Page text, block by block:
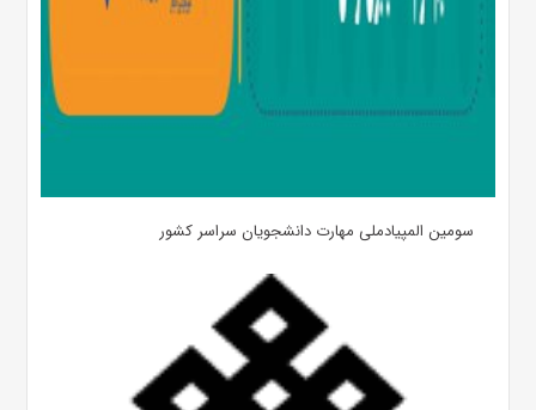
سومین المپیادملی مهارت دانشجویان سراسر کشور